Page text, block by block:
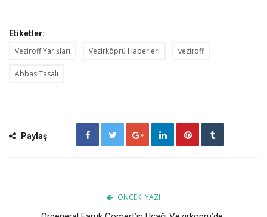
Etiketler:
Veziroff Yarışları Vezirköprü Haberleri veziroff
Abbas Tasalı
Paylaş
ÖNCEKI YAZI